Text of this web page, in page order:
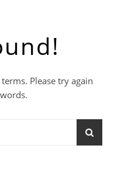
Please try again